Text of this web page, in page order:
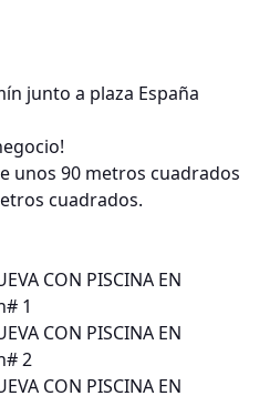
junto a plaza España
unos 90 metros cuadrados
cuadrados.